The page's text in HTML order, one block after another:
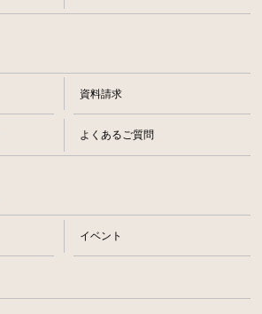
資料請求
よくあるご質問
イベント